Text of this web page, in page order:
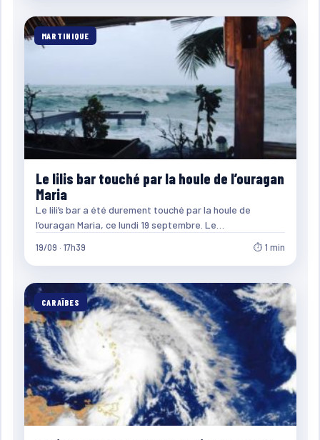
MARTINIQUE
Le lilis bar touché par la houle de l’ouragan
Maria
Le lili’s bar a été durement touché par la houle de
l’ouragan Maria, ce lundi 19 septembre. Le…
19/09 · 17h39 ⏱ 1 min
CARAÏBES